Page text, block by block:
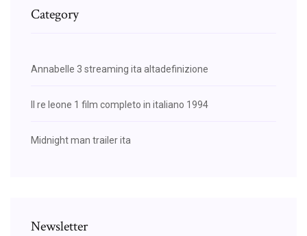
Category
Annabelle 3 streaming ita altadefinizione
Il re leone 1 film completo in italiano 1994
Midnight man trailer ita
Newsletter